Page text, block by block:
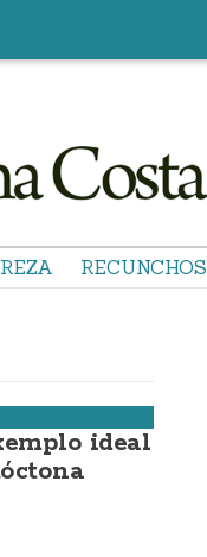
RECUNCHOS
ideal